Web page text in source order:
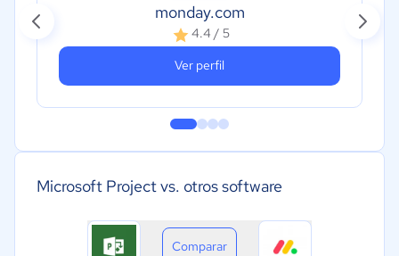
monday.com
4.4 / 5
Ver perfil
Microsoft Project vs. otros software
Comparar